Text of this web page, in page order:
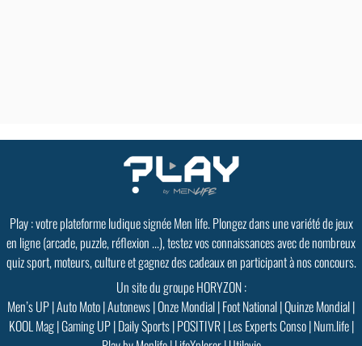
Play : votre plateforme ludique signée Men life. Plongez dans une variété de jeux
en ligne (arcade, puzzle, réflexion ...), testez vos connaissances avec de nombreux
quiz sport, moteurs, culture et gagnez des cadeaux en participant à nos concours.
Un site du groupe HORYZON :
Men’s UP|Auto Moto|Autonews|Onze Mondial|Foot National|Quinze Mondial|
KOOL Mag|Gaming UP|Daily Sports|POSITIVR|Les Experts Conso|Num.life|